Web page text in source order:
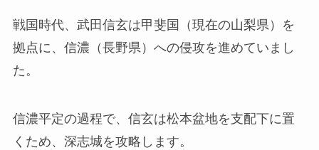
戦国時代、武田信玄は甲斐国（現在の山梨県）を
拠点に、信濃（長野県）への侵攻を進めていまし
た。
信濃平定の過程で、信玄は松本盆地を支配下に置
くため、深志城を攻略します。